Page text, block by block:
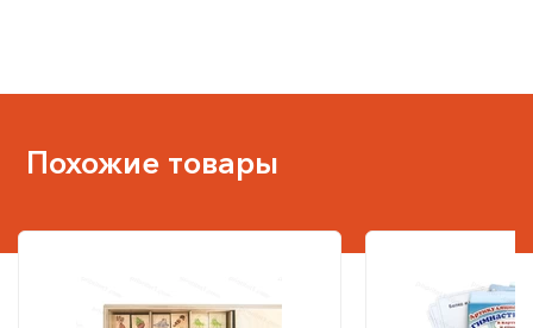
Похожие товары